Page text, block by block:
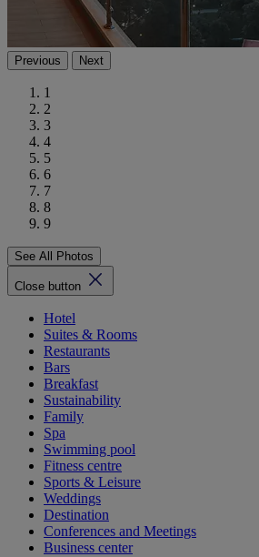
Previous Next
1
2
3
4
5
6
7
8
9
See All Photos
Close button
Hotel
Suites & Rooms
Restaurants
Bars
Breakfast
Sustainability
Family
Spa
Swimming pool
Fitness centre
Sports & Leisure
Weddings
Destination
Conferences and Meetings
Business center